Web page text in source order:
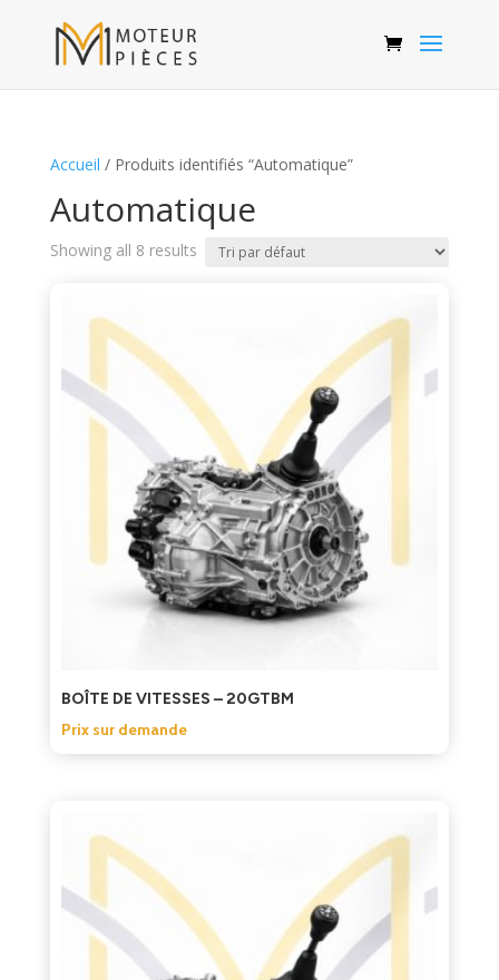
Accueil / Produits identifiés “Automatique”
Automatique
Showing all 8 results
BOÎTE DE VITESSES – 20GTBM
Prix sur demande